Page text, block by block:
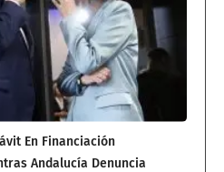
En Financiación
Andalucía Denuncia